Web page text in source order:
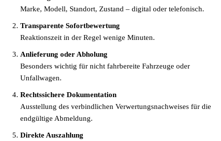
Marke, Modell, Standort, Zustand – digital oder telefonisch.
Transparente Sofortbewertung
Reaktionszeit in der Regel wenige Minuten.
Anlieferung oder Abholung
Besonders wichtig für nicht fahrbereite Fahrzeuge oder
Unfallwagen.
Rechtssichere Dokumentation
Ausstellung des verbindlichen Verwertungsnachweises für die
endgültige Abmeldung.
Direkte Auszahlung